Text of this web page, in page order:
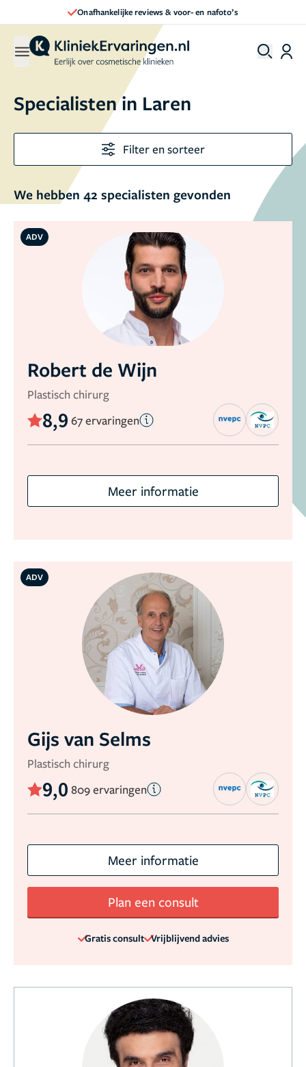
Direct een afspraak maken
Specialisten in Laren
Filter en sorteer
We hebben 42 specialisten gevonden
ADV
Robert de Wijn
Plastisch chirurg
8,9 67 ervaringen
Meer informatie
ADV
Gijs van Selms
Plastisch chirurg
9,0 809 ervaringen
Meer informatie
Plan een consult
Gratis consult Vrijblijvend advies